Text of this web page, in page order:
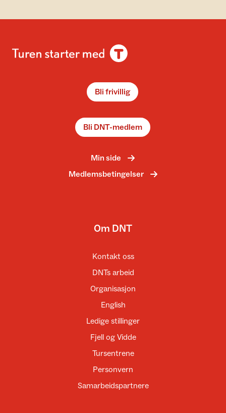
Bli frivillig
Bli DNT-medlem
Min side
Medlemsbetingelser
Om DNT
Kontakt oss
DNTs arbeid
Organisasjon
English
Ledige stillinger
Fjell og Vidde
Tursentrene
Personvern
Samarbeidspartnere